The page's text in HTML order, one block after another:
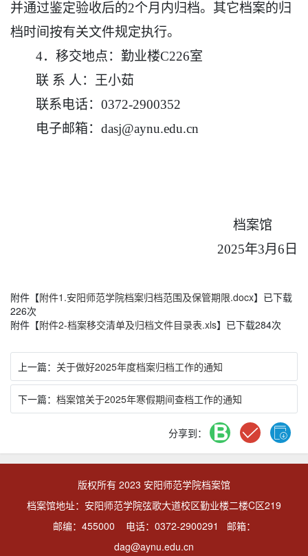
并通过鉴定验收后的2个月内归档。其它档案的归
档时间按有关文件规定执行。
4．移交地点：勤业楼C226室
联 系 人：王小茹
联系电话： 0372-2900352
电子邮箱： dasj@aynu.edu.cn
档案馆
2025年3月 6 日
附件【附件1.安阳师范学院档案归档范围及保管期限.docx】已下载
226次
附件【附件2-档案移交清单及归档文件目录表.xls】已下载284次
上一篇： 关于做好2025年度档案归档工作的通知
下一篇： 档案馆关于2025年寒假期间查档工作的通知
分享到：
版权所有 2023 安阳师范学院档案馆
档案馆地址：安阳师范学院弦歌大道校区勤业楼二楼C区219
邮编：455000 电话：0372-2900291 邮箱：
dag@aynu.edu.cn